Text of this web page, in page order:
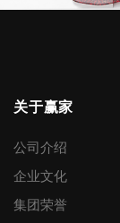
关于赢家
公司介绍
企业文化
集团荣誉